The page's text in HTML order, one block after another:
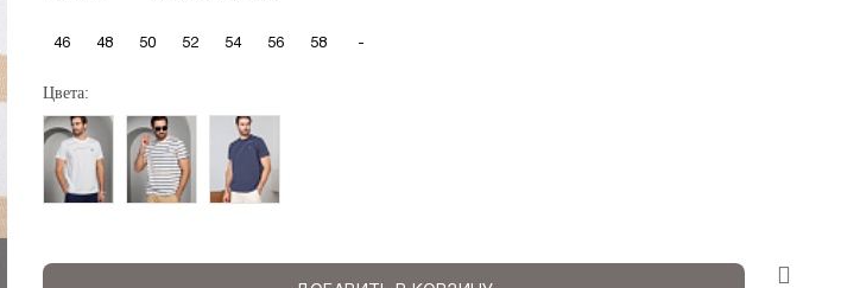
46 48 50 52 54 56 58 -
Цвета: